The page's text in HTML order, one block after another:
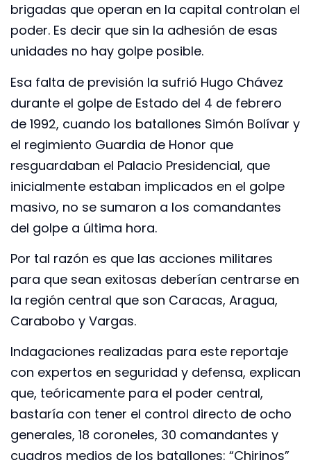
brigadas que operan en la capital controlan el
poder. Es decir que sin la adhesión de esas
unidades no hay golpe posible.
Esa falta de previsión la sufrió Hugo Chávez
durante el golpe de Estado del 4 de febrero
de 1992, cuando los batallones Simón Bolívar y
el regimiento Guardia de Honor que
resguardaban el Palacio Presidencial, que
inicialmente estaban implicados en el golpe
masivo, no se sumaron a los comandantes
del golpe a última hora.
Por tal razón es que las acciones militares
para que sean exitosas deberían centrarse en
la región central que son Caracas, Aragua,
Carabobo y Vargas.
Indagaciones realizadas para este reportaje
con expertos en seguridad y defensa, explican
que, teóricamente para el poder central,
bastaría con tener el control directo de ocho
generales, 18 coroneles, 30 comandantes y
cuadros medios de los batallones: “Chirinos”